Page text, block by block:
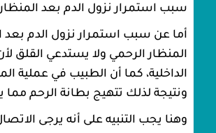
سبب استمرار نزول الدم بعد
أما عن سبب استمرار نزول الدم بعد
المنظار الرحمي ولا يستدعي القلق
الداخلية، كما أن الطبيب في عملية
ونتيجة لذلك تتهيج بطانة الرحم
وهنا يجب التنبيه على أنه يرجى